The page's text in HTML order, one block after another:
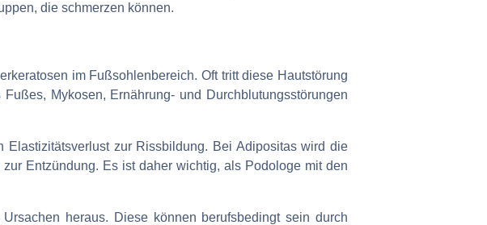
die schmerzen können.
im Fußsohlenbereich. Oft tritt diese Hautstörung
Mykosen, Ernährung- und Durchblutungsstörungen
zur Rissbildung. Bei Adipositas wird die
Entzündung. Es ist daher wichtig, als Podologe mit den
heraus. Diese können berufsbedingt sein durch